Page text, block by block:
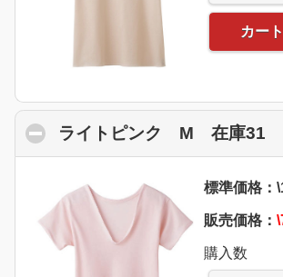
カー
ライトピンク M 在庫31
標準価格：
販売価格：
購入数